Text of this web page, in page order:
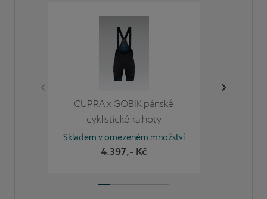
CUPRA x GOBIK pánské
cyklistické kalhoty
Skladem v omezeném množství
4.397,- Kč